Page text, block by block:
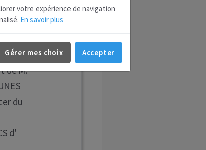
M. ARBIB
62
en
de M.
du
d'
votre expérience de navigation
En savoir plus
Gérer mes choix Accepter